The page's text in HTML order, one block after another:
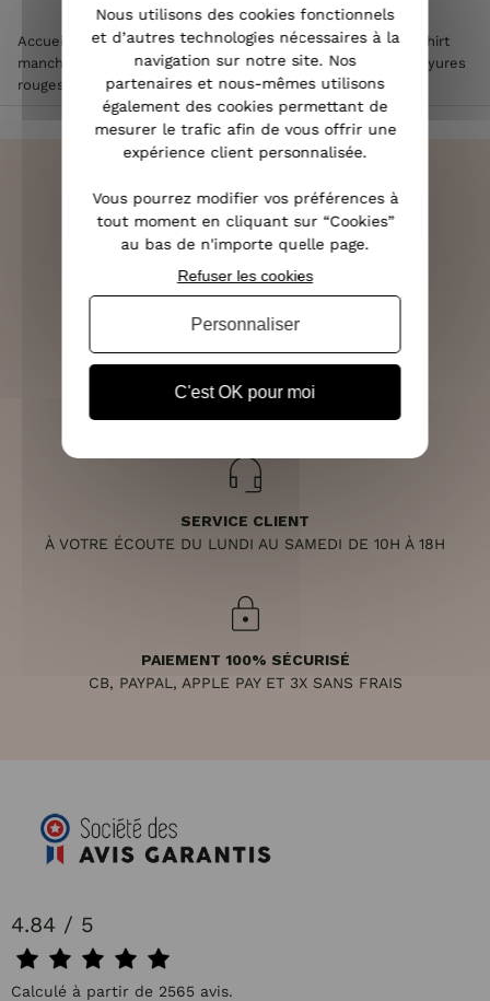
Accueil Vêtements femme >Tee Shirt / Top femme >
T-shirt
manches courtes femme >T-Shirt femme blanc bichette rayures
rouges
LIVRAISON RAPIDE
RETOURS SOUS 14 JOURS
(VOIR LES CONDITIONS)
SERVICE CLIENT
À VOTRE ÉCOUTE DU LUNDI AU SAMEDI DE 10H À 18H
PAIEMENT 100% SÉCURISÉ
CB, PAYPAL, APPLE PAY ET 3X SANS FRAIS
4.84 / 5
Calculé à partir de 2565 avis.
Nous utilisons des cookies fonctionnels
et d’autres technologies nécessaires à la
navigation sur notre site. Nos
partenaires et nous-mêmes utilisons
également des cookies permettant de
mesurer le trafic afin de vous offrir une
expérience client personnalisée.
Vous pourrez modifier vos préférences à
tout moment en cliquant sur “Cookies”
au bas de n'importe quelle page.
C'est OK pour moi
Refuser les cookies
Personnaliser